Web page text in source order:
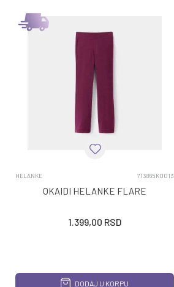
HELANKE 713865K0013
OKAIDI HELANKE FLARE
1.399,00 RSD
DODAJ U KORPU